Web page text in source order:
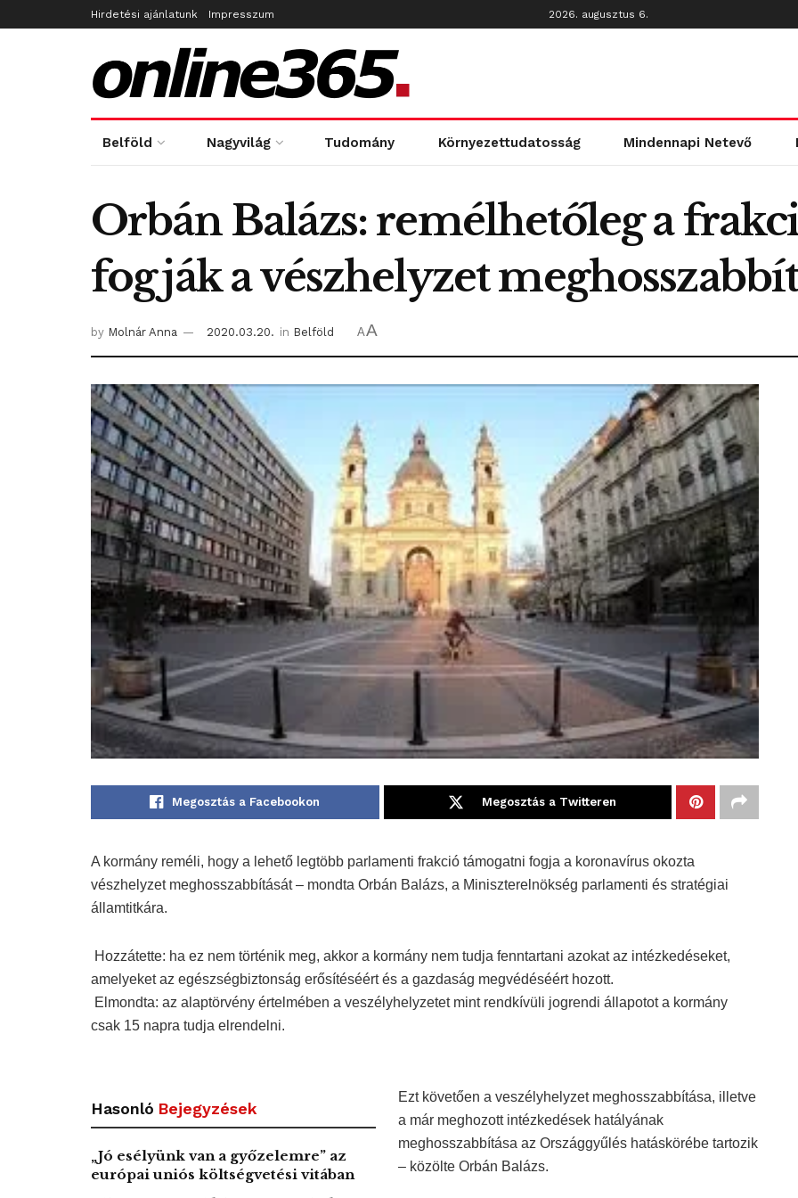
Hirdetési ajánlatunk Impresszum 2026. augusztus 6.
Belföld Nagyvilág Tudomány Környezettudatosság Mindennapi Netevő
Orbán Balázs: remélhetőleg a
fogják a vészhelyzet
by Molnár Anna 2020.03.20. in Belföld AA
Megosztás a Facebookon Megosztás a Twitteren
A kormány reméli, hogy a lehető legtöbb parlamenti frakció támogatni fogja a koronavírus okozta
vészhelyzet meghosszabbítását – mondta Orbán Balázs, a Miniszterelnökség parlamenti és stratégiai
államtitkára.
Hozzátette: ha ez nem történik meg, akkor a kormány nem tudja fenntartani azokat az intézkedéseket,
amelyeket az egészségbiztonság erősítéséért és a gazdaság megvédéséért hozott.
Elmondta: az alaptörvény értelmében a veszélyhelyzetet mint rendkívüli jogrendi állapotot a kormány
csak 15 napra tudja elrendelni.
Hasonló Bejegyzések
„Jó esélyünk van a győzelemre” az
európai uniós költségvetési vitában
Ezt követően a veszélyhelyzet meghosszabbítása, illetve
a már meghozott intézkedések hatályának
meghosszabbítása az Országgyűlés hatáskörébe tartozik
– közölte Orbán Balázs.